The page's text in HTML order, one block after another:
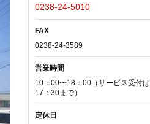
0238-24-5010
FAX
0238-24-3589
営業時間
10：00〜18：00（サービス受付は
17：30まで）
定休日